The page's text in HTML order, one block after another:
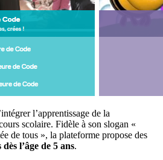
l’apprentissage de la
scolaire. Fidèle à son slogan «
de tous », la plateforme propose des
l’âge de 5 ans.